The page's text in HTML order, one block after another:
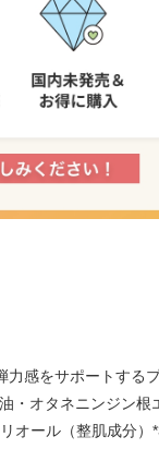
感をサポートする
・オタネニンジン根
オール（整肌成分）